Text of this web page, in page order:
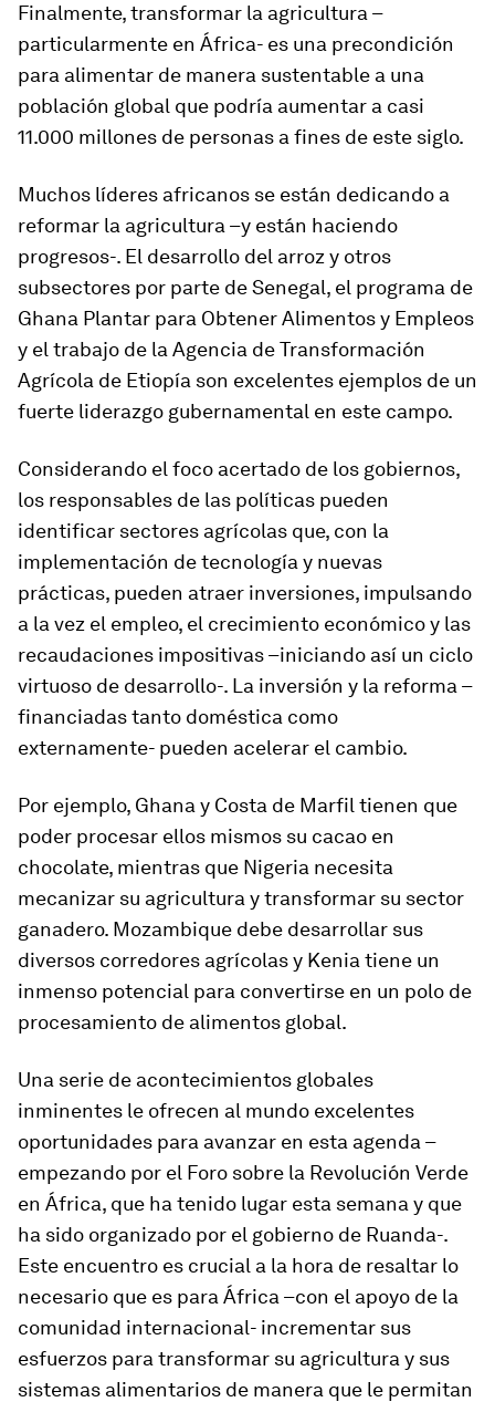
Finalmente, transformar la agricultura –
particularmente en África- es una precondición
para alimentar de manera sustentable a una
población global que podría aumentar a casi
11.000 millones de personas a fines de este siglo.
Muchos líderes africanos se están dedicando a
reformar la agricultura –y están haciendo
progresos-. El desarrollo del arroz y otros
subsectores por parte de Senegal, el programa de
Ghana Plantar para Obtener Alimentos y Empleos
y el trabajo de la Agencia de Transformación
Agrícola de Etiopía son excelentes ejemplos de un
fuerte liderazgo gubernamental en este campo.
Considerando el foco acertado de los gobiernos,
los responsables de las políticas pueden
identificar sectores agrícolas que, con la
implementación de tecnología y nuevas
prácticas, pueden atraer inversiones, impulsando
a la vez el empleo, el crecimiento económico y las
recaudaciones impositivas –iniciando así un ciclo
virtuoso de desarrollo-. La inversión y la reforma –
financiadas tanto doméstica como
externamente- pueden acelerar el cambio.
Por ejemplo, Ghana y Costa de Marfil tienen que
poder procesar ellos mismos su cacao en
chocolate, mientras que Nigeria necesita
mecanizar su agricultura y transformar su sector
ganadero. Mozambique debe desarrollar sus
diversos corredores agrícolas y Kenia tiene un
inmenso potencial para convertirse en un polo de
procesamiento de alimentos global.
Una serie de acontecimientos globales
inminentes le ofrecen al mundo excelentes
oportunidades para avanzar en esta agenda –
empezando por el Foro sobre la Revolución Verde
en África, que ha tenido lugar esta semana y que
ha sido organizado por el gobierno de Ruanda-.
Este encuentro es crucial a la hora de resaltar lo
necesario que es para África –con el apoyo de la
comunidad internacional- incrementar sus
esfuerzos para transformar su agricultura y sus
sistemas alimentarios de manera que le permitan